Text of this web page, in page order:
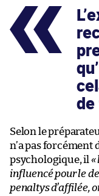
Selon le
n’a pas forcément
psychologique, il «
influencé pour le
penaltys d’affilée,